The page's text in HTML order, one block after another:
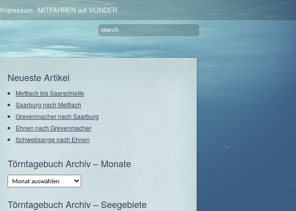
Impressum MITFAHREN auf VLINDER
Neueste Artikel
Mettlach bis Saarschleife
Saarburg nach Mettlach
Grevenmacher nach Saarburg
Ehnen nach Grevenmacher
Schwebsange nach Ehnen
Törntagebuch Archiv – Monate
Törntagebuch
Archiv
–
Törntagebuch Archiv – Seegebiete